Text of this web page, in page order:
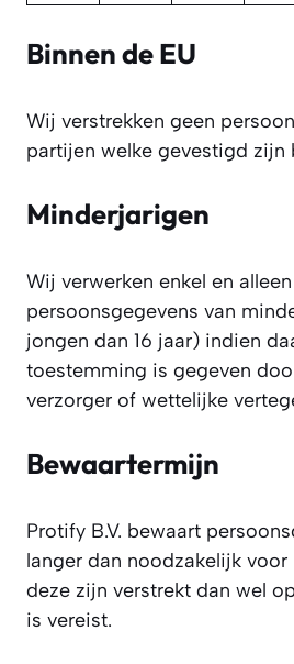
Binnen de EU
Wij verstrekken geen
partijen welke gevestigd zijn
Minderjarigen
Wij verwerken enkel en alleen
persoonsgegevens van
jongen dan 16 jaar) indien
toestemming is gegeven
verzorger of wettelijke
Bewaartermijn
Protify B.V. bewaart
langer dan noodzakelijk
deze zijn verstrekt dan wel
is vereist.